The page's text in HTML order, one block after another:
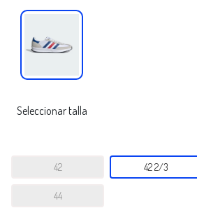
Seleccionar talla
42 42 2/3
44